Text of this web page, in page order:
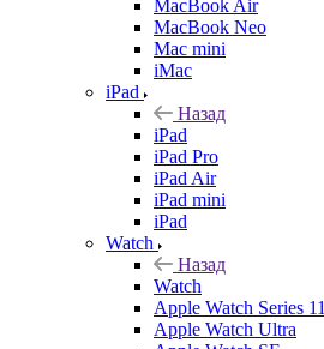
MacBook Air
MacBook Neo
Mac mini
iMac
iPad
Назад
iPad
iPad Pro
iPad Air
iPad mini
iPad
Watch
Назад
Watch
Apple Watch Series 11
Apple Watch Ultra